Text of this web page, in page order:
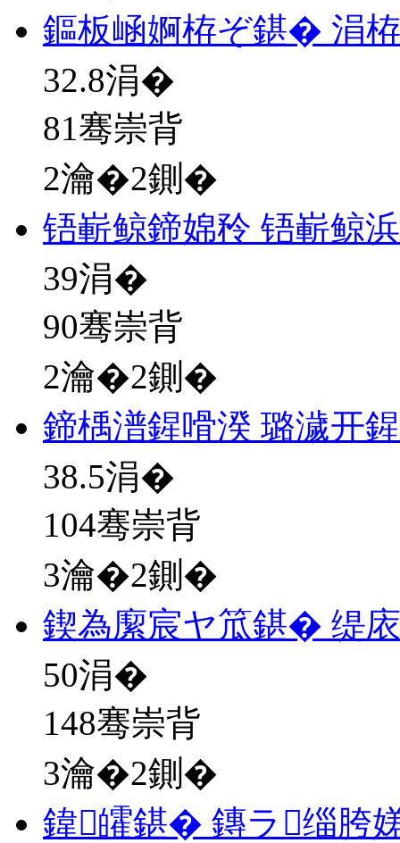
鏂板崡婀栫ぞ鍖� 涓
32.8涓�
81骞崇背
2瀹�2鍘�
铻嶄鲸鍗婂矝 铻嶄鲸
39涓�
90骞崇背
2瀹�2鍘�
鍗楀潽鍟嗗湀 璐濊开
38.5涓�
104骞崇背
3瀹�2鍘�
鍥為緳宸ヤ笟鍖� 缇
50涓�
148骞崇背
3瀹�2鍘�
鍏皬鍖� 鏄ラ缁胯